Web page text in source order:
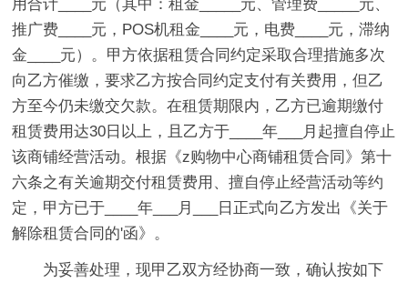
用合计____元（其中：租金_____元、管理费_____元、
推广费____元，POS机租金____元，电费____元，滞纳
金____元）。甲方依据租赁合同约定采取合理措施多次
向乙方催缴，要求乙方按合同约定支付有关费用，但乙
方至今仍未缴交欠款。在租赁期限内，乙方已逾期缴付
租赁费用达30日以上，且乙方于____年___月起擅自停止
该商铺经营活动。根据《z购物中心商铺租赁合同》第十
六条之有关逾期交付租赁费用、擅自停止经营活动等约
定，甲方已于____年___月___日正式向乙方发出《关于
解除租赁合同的'函》。
为妥善处理，现甲乙双方经协商一致，确认按如下